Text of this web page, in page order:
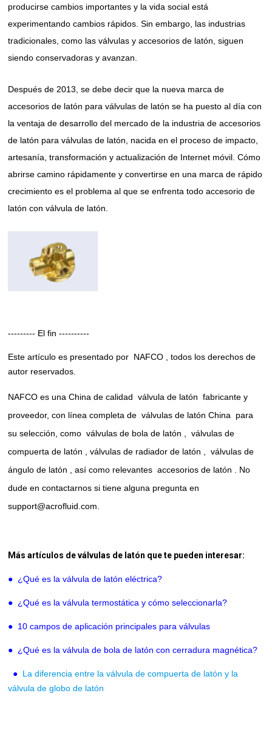
producirse cambios importantes y la vida social está
experimentando cambios rápidos. Sin embargo, las industrias
tradicionales, como las válvulas y accesorios de latón, siguen
siendo conservadoras y avanzan.
Después de 2013, se debe decir que la nueva marca de
accesorios de latón para válvulas de latón se ha puesto al día con
la ventaja de desarrollo del mercado de la industria de accesorios
de latón para válvulas de latón, nacida en el proceso de impacto,
artesanía, transformación y actualización de Internet móvil. Cómo
abrirse camino rápidamente y convertirse en una marca de rápido
crecimiento es el problema al que se enfrenta todo accesorio de
latón con válvula de latón.
--------- El fin ----------
Este artículo es presentado por NAFCO
, todos los derechos de
autor reservados.
NAFCO es una China de calidadválvula de latón fabricante y
proveedor, con línea completa deválvulas de latón China
para
su selección, comoválvulas de bola de latón ,válvulas de
compuerta de latón
,válvulas de radiador de latón ,válvulas de
ángulo de latón
, así como relevantesaccesorios de latón
. No
dude en contactarnos si tiene alguna pregunta en
support@acrofluid.com.
Más artículos de válvulas de latón que te pueden interesar:
● ¿Qué es la válvula de latón eléctrica?
● ¿Qué es la válvula termostática y cómo seleccionarla?
● 10 campos de aplicación principales para válvulas
● ¿Qué es la válvula de bola de latón con cerradura magnética?
● La diferencia entre la válvula de compuerta de latón y la
válvula de globo de latón